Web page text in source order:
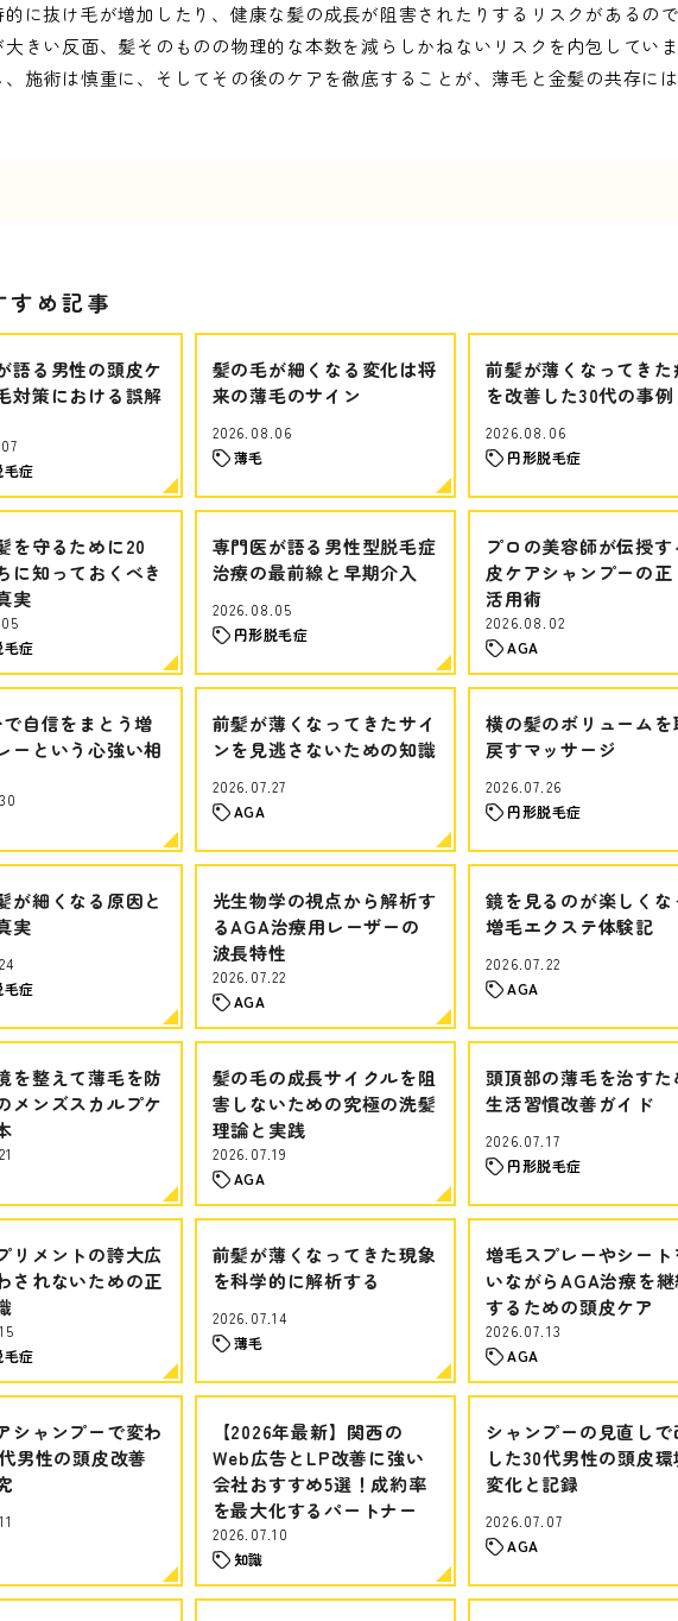
的に抜け毛が増加したり、健康な髪の成長が阻害されたりするリスクがあるの
大きい反面、髪そのものの物理的な本数を減らしかねないリスクを内包してい
、施術は慎重に、そしてその後のケアを徹底することが、薄毛と金髪の共存に
すめ記事
語る男性の頭皮ケ
対策における誤解
毛症
髪の毛が細くなる変化は将
来の薄毛のサイン
2026.08.06
薄毛
前髪が薄くなってきた
を改善した30代の事例
2026.08.06
円形脱毛症
を守るために20
に知っておくべき
実
毛症
専門医が語る男性型脱毛症
治療の最前線と早期介入
2026.08.05
円形脱毛症
プロの美容師が伝授す
皮ケアシャンプーの正
活用術
2026.08.02
AGA
自信をまとう増
ーという心強い相
前髪が薄くなってきたサイ
ンを見逃さないための知識
2026.07.27
AGA
横の髪のボリュームを
戻すマッサージ
2026.07.26
円形脱毛症
が細くなる原因と
実
毛症
光生物学の視点から解析す
るAGA治療用レーザーの
波長特性
2026.07.22
AGA
鏡を見るのが楽しくな
増毛エクステ体験記
2026.07.22
AGA
を整えて薄毛を防
メンズスカルプケ
髪の毛の成長サイクルを阻
害しないための究極の洗髪
理論と実践
2026.07.19
AGA
頭頂部の薄毛を治すた
生活習慣改善ガイド
2026.07.17
円形脱毛症
リメントの誇大広
されないための正
毛症
前髪が薄くなってきた現象
を科学的に解析する
2026.07.14
薄毛
増毛スプレーやシート
いながらAGA治療を
するための頭皮ケア
2026.07.13
AGA
シャンプーで変わ
男性の頭皮改善
【2026年最新】関西の
Web広告とLP改善に強い
会社おすすめ5選！成約率
を最大化するパートナー
2026.07.10
知識
シャンプーの見直しで
した30代男性の頭皮環
変化と記録
2026.07.07
AGA